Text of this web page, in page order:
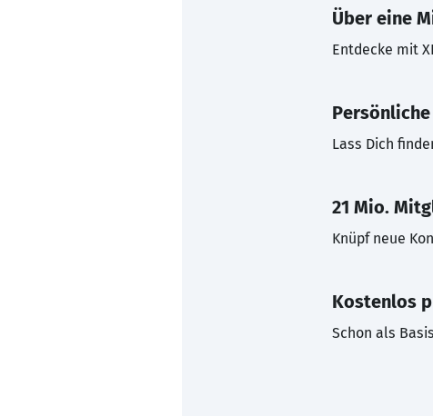
Über eine
Entdecke mit
Lass Dich
21 Mio.
Knüpf neue
Kostenlos
Schon als